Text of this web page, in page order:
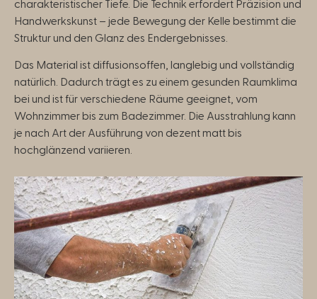
charakteristischer Tiefe. Die Technik erfordert Präzision und
Handwerkskunst – jede Bewegung der Kelle bestimmt die
Struktur und den Glanz des Endergebnisses.
Das Material ist diffusionsoffen, langlebig und vollständig
natürlich. Dadurch trägt es zu einem gesunden Raumklima
bei und ist für verschiedene Räume geeignet, vom
Wohnzimmer bis zum Badezimmer. Die Ausstrahlung kann
je nach Art der Ausführung von dezent matt bis
hochglänzend variieren.